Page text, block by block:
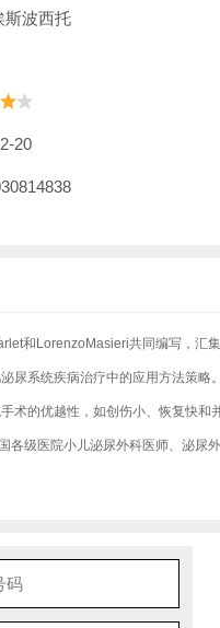
斯波西托
20
和LorenzoMasieri共同编写，汇
尿系统疾病治疗中的应用方法策
术的优越性，如创伤小、恢复快和
级医院小儿泌尿外科医师、泌尿外